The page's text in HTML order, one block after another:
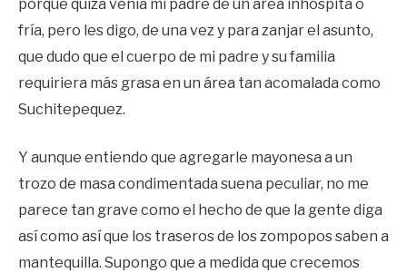
porque quizá venía mi padre de un área inhóspita o
fría, pero les digo, de una vez y para zanjar el asunto,
que dudo que el cuerpo de mi padre y su familia
requiriera más grasa en un área tan acomalada como
Suchitepequez.
Y aunque entiendo que agregarle mayonesa a un
trozo de masa condimentada suena peculiar, no me
parece tan grave como el hecho de que la gente diga
así como así que los traseros de los zompopos saben a
mantequilla. Supongo que a medida que crecemos